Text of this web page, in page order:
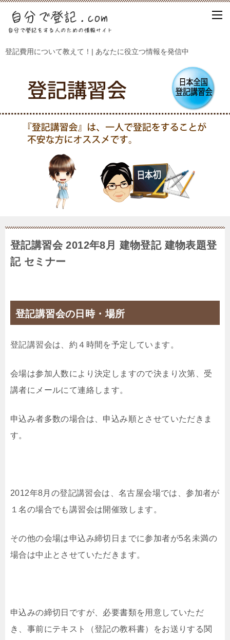
登記費用について教えて！| あなたに役立つ情報を発信中
登記講習会 2012年8月 建物登記 建物表題登
記 セミナー
登記講習会の日時・場所
登記講習会は、約４時間を予定しています。
会場は参加人数により決定しますので決まり次第、受
講者にメールにて連絡します。
申込み者多数の場合は、申込み順とさせていただきま
す。
2012年8月の登記講習会は、名古屋会場では、参加者が
１名の場合でも講習会は開催致します。
その他の会場は申込み締切日までに参加者が5名未満の
場合は中止とさせていただきます。
申込みの締切日ですが、必要書類を用意していただ
き、事前にテキスト（登記の教科書）をお送りする関